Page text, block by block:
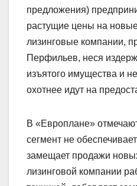
предложения)
растущие цены на
лизинговые компании,
Перфильев, неся
изъятого имущества и
охотнее идут на
В «Европлане»
сегмент не
замещает продажи
лизинговой компании